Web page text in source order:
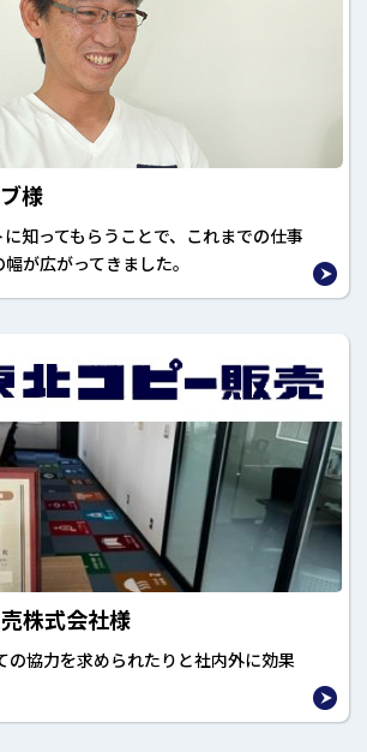
様
知ってもらうことで、これまでの仕事
が広がってきました。
株式会社様
の協力を求められたりと社内外に効果